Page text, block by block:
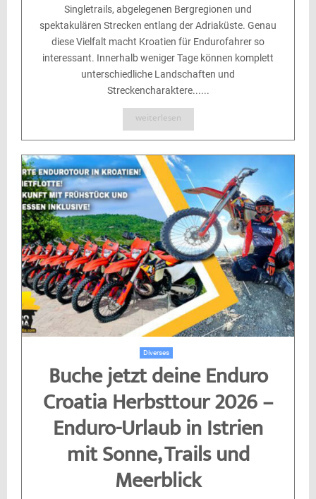
Singletrails, abgelegenen Bergregionen und
spektakulären Strecken entlang der Adriaküste. Genau
diese Vielfalt macht Kroatien für Endurofahrer so
interessant. Innerhalb weniger Tage können komplett
unterschiedliche Landschaften und
Streckencharaktere......
weiterlesen
Diverses
Buche jetzt deine Enduro
Croatia Herbsttour 2026 –
Enduro-Urlaub in Istrien
mit Sonne, Trails und
Meerblick